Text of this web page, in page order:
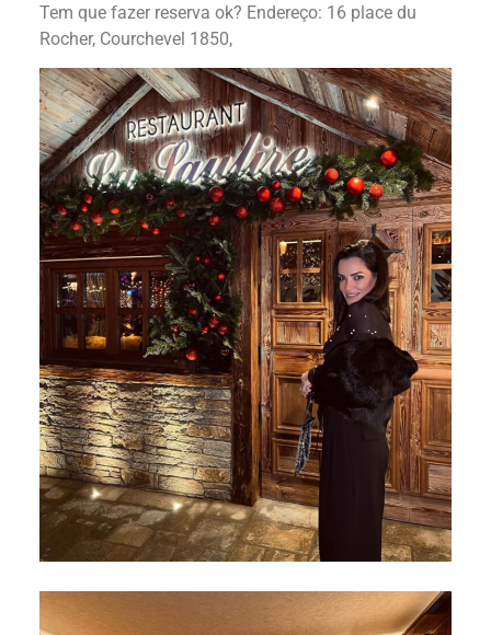
Tem que fazer reserva ok? Endereço: 16 place du
Rocher, Courchevel 1850,